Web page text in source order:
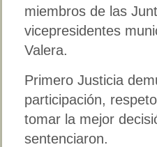
miembros de las
vicepresidentes
Valera.
Primero Justicia
participación,
tomar la mejor
sentenciaron.